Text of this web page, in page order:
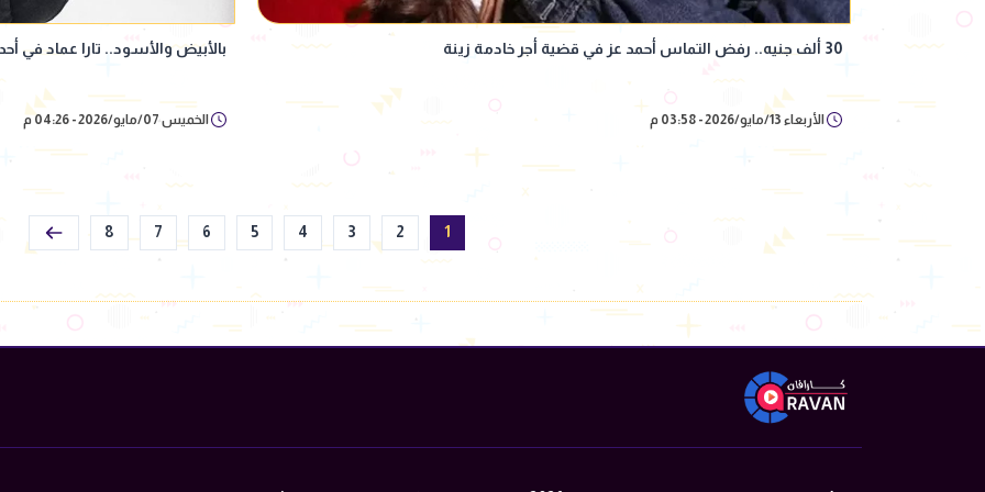
30 ألف جنيه.. رفض التماس أحمد عز في قضية أجر خادمة زينة
الأربعاء 13/مايو/2026 - 03:58 م
بالأبيض والأسود.. تارا عماد في
الخميس 07/مايو/2026 - 04:26 م
1
2
3
4
5
6
7
8